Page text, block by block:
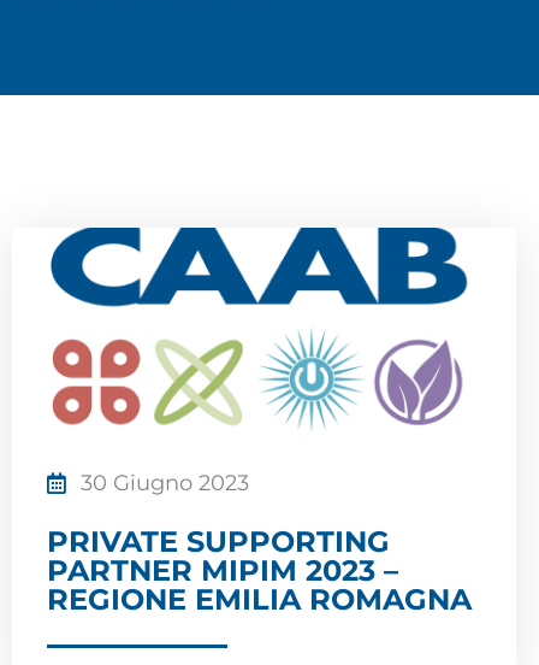
30 Giugno 2023
PRIVATE SUPPORTING
PARTNER MIPIM 2023 –
REGIONE EMILIA ROMAGNA